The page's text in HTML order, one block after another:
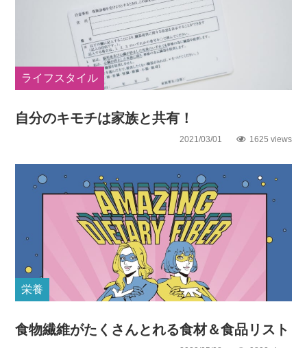
ライフスタイル
自分のキモチは家族と共有！
2021/03/01 1625 views
栄養
食物繊維がたくさんとれる食材＆食品リスト